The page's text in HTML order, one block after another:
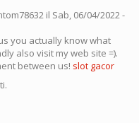
il Sab, 06/04/2022 -
you actually know what
also visit my web site =).
between us! slot gacor